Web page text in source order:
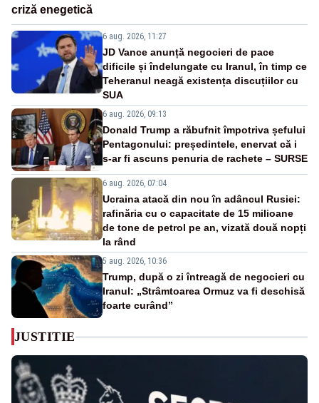
criză enegetică
6 aug. 2026, 11:27
JD Vance anunță negocieri de pace
dificile și îndelungate cu Iranul, în timp ce
Teheranul neagă existența discuțiilor cu
SUA
6 aug. 2026, 09:13
Donald Trump a răbufnit împotriva șefului
Pentagonului: președintele, enervat că i
s-ar fi ascuns penuria de rachete – SURSE
6 aug. 2026, 07:04
Ucraina atacă din nou în adâncul Rusiei:
rafinăria cu o capacitate de 15 milioane
de tone de petrol pe an, vizată două nopți
la rând
5 aug. 2026, 10:36
Trump, după o zi întreagă de negocieri cu
Iranul: „Strâmtoarea Ormuz va fi deschisă
foarte curând”
JUSTITIE